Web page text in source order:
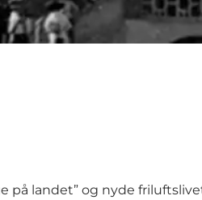
på landet” og nyde